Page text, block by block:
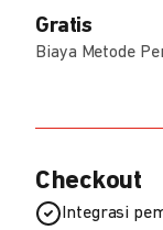
Gratis
Biaya Metode
Checkout
Integrasi